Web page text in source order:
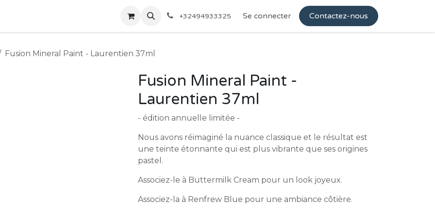
Qui sommes-nous ? +32494933325 Se connecter Contactez-nous
Fusion Mineral Paint - Laurentien 37ml
Fusion Mineral Paint -
Laurentien 37ml
- édition annuelle limitée -
Nous avons réimaginé la nuance classique et le résultat est
une teinte étonnante qui est plus vibrante que ses origines
pastel.
Associez-le à Buttermilk Cream pour un look joyeux.
Associez-la à Renfrew Blue pour une ambiance côtière.